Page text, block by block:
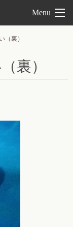
Menu
（裏）
裏）